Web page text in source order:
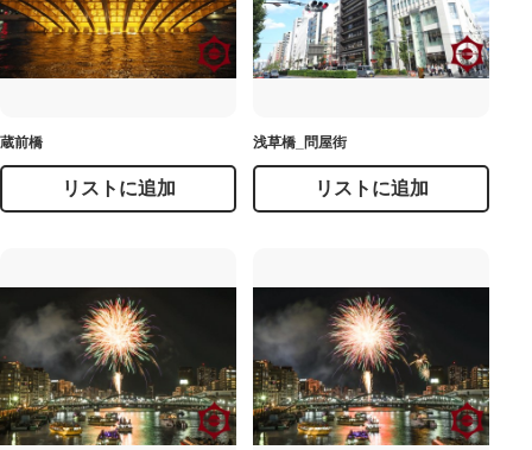
蔵前橋
リストに追加
浅草橋_問屋街
リストに追加